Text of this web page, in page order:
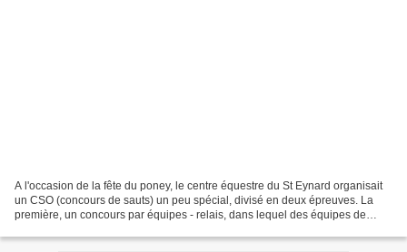
A l'occasion de la fête du poney, le centre équestre du St Eynard organisait
un CSO (concours de sauts) un peu spécial, divisé en deux épreuves. La
première, un concours par équipes - relais, dans lequel des équipes de